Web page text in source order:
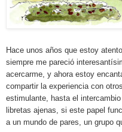
Hace unos años que estoy
siempre me pareció
acercarme, y ahora estoy
compartir la experiencia con
estimulante, hasta el
libretas ajenas, si este papel
a un mundo de pares, un grupo